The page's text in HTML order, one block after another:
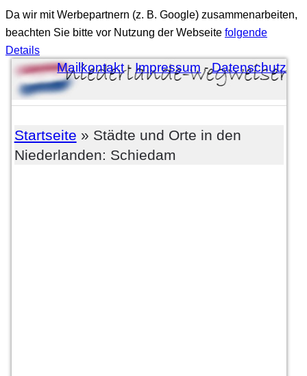
Da wir mit Werbepartnern (z. B. Google) zusammenarbeiten,
beachten Sie bitte vor Nutzung der Webseite folgende
Details
Mailkontakt- Impressum -Datenschutz
Startseite » Städte und Orte in den
Niederlanden: Schiedam